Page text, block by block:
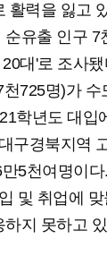
력을 잃고
유출 인구 7
대'로 조사
725명)가
학년도 대입
구경북지역
5천여명이
및 취업에 맞
지 못하고